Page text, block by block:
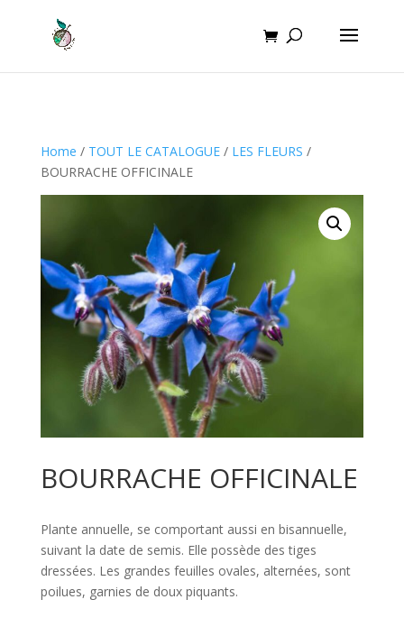
Home / TOUT LE CATALOGUE/ LES FLEURS /
BOURRACHE OFFICINALE
BOURRACHE OFFICINALE
Plante annuelle, se comportant aussi en bisannuelle,
suivant la date de semis. Elle possède des tiges
dressées. Les grandes feuilles ovales, alternées, sont
poilues, garnies de doux piquants.